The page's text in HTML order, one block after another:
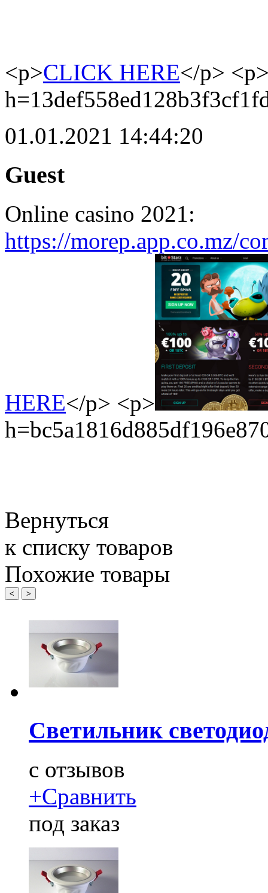
<p>CLICK HERE</p>
01.01.2021 14:44:20
Guest
Online casino 2021:
https://morep.app.co.mz/
HERE</p> <p>
Вернуться
к списку товаров
Похожие товары
< >
Светильник
c отзывов
+Сравнить
под заказ